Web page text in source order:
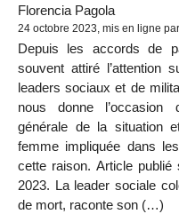
Florencia Pagola
24 octobre 2023, mis en ligne
Depuis les accords de
souvent attiré l’attention
leaders sociaux et de
nous donne l’occasion
générale de la situation
femme impliquée dans
cette raison. Article
2023. La leader sociale
de mort, raconte son (…)